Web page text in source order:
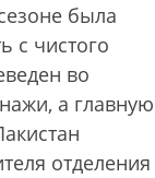
была
с чистого
во
а главную
отделения